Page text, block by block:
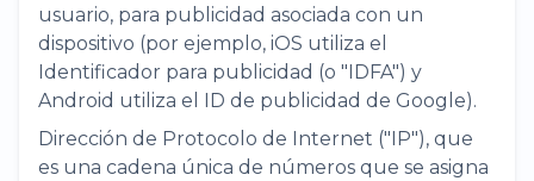
usuario, para publicidad asociada con un
dispositivo (por ejemplo, iOS utiliza el
Identificador para publicidad (o "IDFA") y
Android utiliza el ID de publicidad de Google).
Dirección de Protocolo de Internet ("IP"), que
es una cadena única de números que se asigna